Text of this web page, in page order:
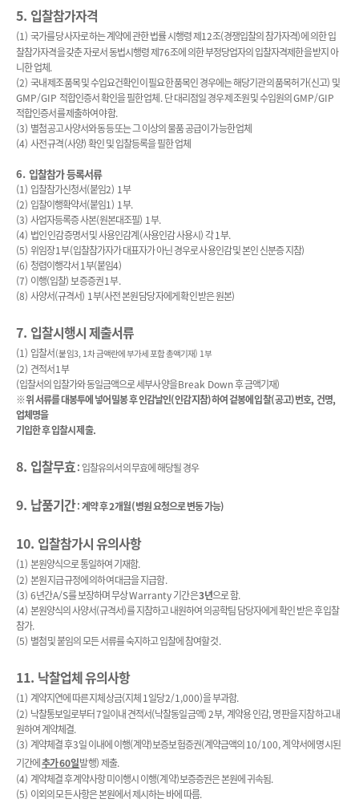
5. 입찰참가자격
(1) 국가를 당사자로 하는 계약에 관한 법률 시행령 제12조(경쟁입찰의 참가자격)에 의한 입
찰참가자격을 갖춘 자로서 동법시행령 제76조에 의한 부정당업자의 입찰자격제한을 받지 아
니한 업체.
(2) 국내 제조품목 및 수입요건확인이 필요한 품목인 경우에는 해당기관의 품목허가(신고) 및
GMP/GIP 적합인증서 확인을 필한 업체. 단 대리점일 경우 제조원 및 수입원의GMP/GIP
적합인증서를 제출하여야 함.
(3) 별첨 공고사양서와 동등 또는 그 이상의 물품 공급이 가능한 업체
(4) 사전 규격(사양)확인 및 입찰등록을 필한 업체
6. 입찰참가 등록서류
(1) 입찰참가신청서(붙임2) 1부
(2) 입찰이행확약서(붙임1) 1부.
(3) 사업자등록증 사본(원본대조필) 1부.
(4) 법인 인감증명서 및 사용인감계(사용인감 사용시)각1부.
(5) 위임장1부(입찰참가자가 대표자가 아닌 경우로 사용인감 및 본인 신분증 지참)
(6) 청렴이행각서1부(붙임4)
(7) 이행(입찰) 보증증권1부.
(8) 사양서(규격서) 1부(사전 본원 담당자에게 확인 받은 원본)
7. 입찰시행시 제출서류
(1) 입찰서(붙임3, 1차 금액란에 부가세 포함 총액기재) 1부
(2) 견적서1부
(입찰서의 입찰가와 동일금액으로 세부사양을Break Down후 금액기재)
※위 서류를 대봉투에 넣어 밀봉 후 인감날인(인감지참)하여 겉봉에 입찰(공고)번호, 건명,
업체명을
기입한 후 입찰시 제출.
8. 입찰무효: 입찰유의서의 무효에 해당될 경우
9. 납품기간:계약 후2개월(병원 요청으로 변동 가능)
10. 입찰참가시 유의사항
(1) 본원양식으로 통일하여 기재함.
(2) 본원 지급규정에 의하여 대금을 지급함.
(3) 6년간A/S를 보장하며 무상Warranty기간은3년으로 함.
(4) 본원양식의 사양서(규격서)를 지참하고 내원하여 의공학팀 담당자에게 확인 받은 후 입찰
참가.
(5) 별첨 및 붙임의 모든 서류를 숙지하고 입찰에 참여할 것.
11. 낙찰업체 유의사항
(1) 계약지연에 따른 지체상금(지체1 일당2/1,000)을 부과함.
(2) 낙찰통보일로부터7일이내 견적서(낙찰동일금액) 2부,계약용 인감,명판을 지참하고 내
원하여 계약체결.
(3) 계약체결 후3일 이내에 이행(계약)보증보험증권(계약금액의10/100,계약서에 명시된
기간에추가60일발행)제출.
(4) 계약체결 후 계약사항 미이행시 이행(계약)보증증권은 본원에 귀속됨.
(5) 이외의 모든 사항은 본원에서 제시하는 바에 따름.